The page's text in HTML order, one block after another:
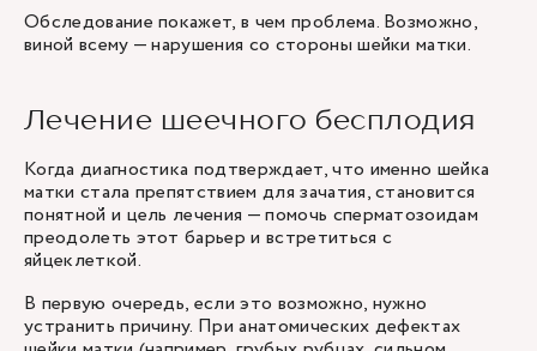
Обследование покажет, в чем проблема. Возможно,
виной всему — нарушения со стороны шейки матки.
Лечение шеечного бесплодия
Когда диагностика подтверждает, что именно шейка
матки стала препятствием для зачатия, становится
понятной и цель лечения — помочь сперматозоидам
преодолеть этот барьер и встретиться с
яйцеклеткой.
В первую очередь, если это возможно, нужно
устранить причину. При анатомических дефектах